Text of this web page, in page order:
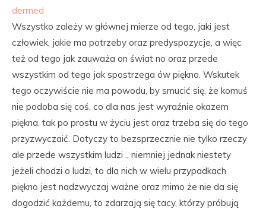
dermed
Wszystko zależy w głównej mierze od tego, jaki jest
człowiek, jakie ma potrzeby oraz predyspozycje, a więc
też od tego jak zauważa on świat no oraz przede
wszystkim od tego jak spostrzega ów piękno. Wskutek
tego oczywiście nie ma powodu, by smucić się, że komuś
nie podoba się coś, co dla nas jest wyraźnie okazem
piękna, tak po prostu w życiu jest oraz trzeba się do tego
przyzwyczaić. Dotyczy to bezsprzecznie nie tylko rzeczy
ale przede wszystkim ludzi ., niemniej jednak niestety
jeżeli chodzi o ludzi, to dla nich w wielu przypadkach
piękno jest nadzwyczaj ważne oraz mimo że nie da się
dogodzić każdemu, to zdarzają się tacy, którzy próbują